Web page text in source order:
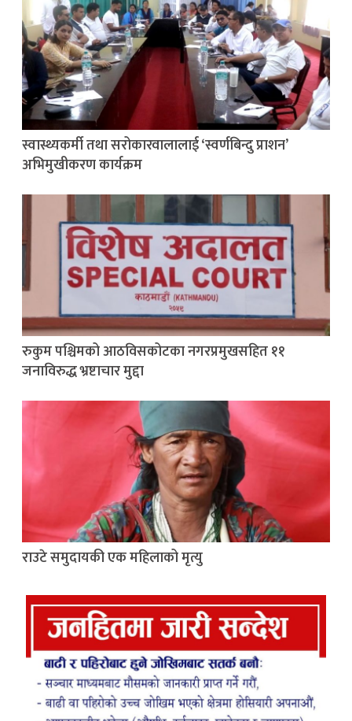
स्वास्थ्यकर्मी तथा सरोकारवालालाई ‘स्वर्णबिन्दु प्राशन’
अभिमुखीकरण कार्यक्रम
रुकुम पश्चिमको आठविसकोटका नगरप्रमुखसहित ११
जनाविरुद्ध भ्रष्टाचार मुद्दा
राउटे समुदायकी एक महिलाको मृत्यु